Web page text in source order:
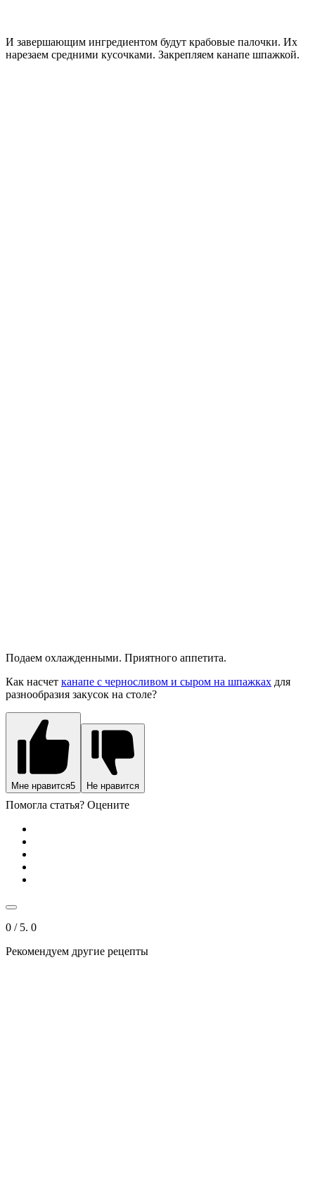
И завершающим ингредиентом будут крабовые палочки. Их
нарезаем средними кусочками. Закрепляем канапе шпажкой.
Подаем охлажденными. Приятного аппетита.
Как насчет канапе с черносливом и сыром на шпажках для
разнообразия закусок на столе?
Мне нравится5 Не нравится
Помогла статья? Оцените
0 / 5. 0
Рекомендуем другие рецепты